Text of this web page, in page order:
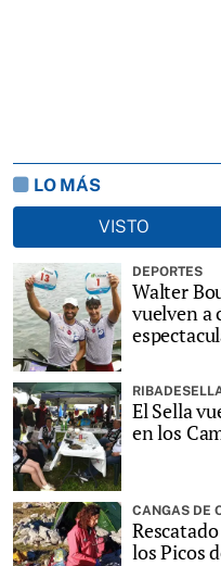
LO MÁS
VISTO
DEPORTES
Walter
vuelven a
El Sella
en los
CANGAS DE
los Picos